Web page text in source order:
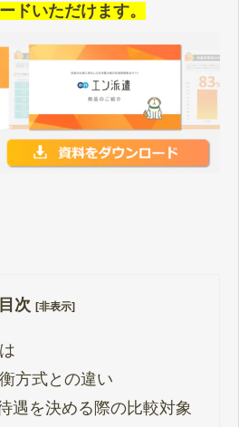
ドいただけます。
目次 [非表示]
方式との違い
遇を決める際の比較対象